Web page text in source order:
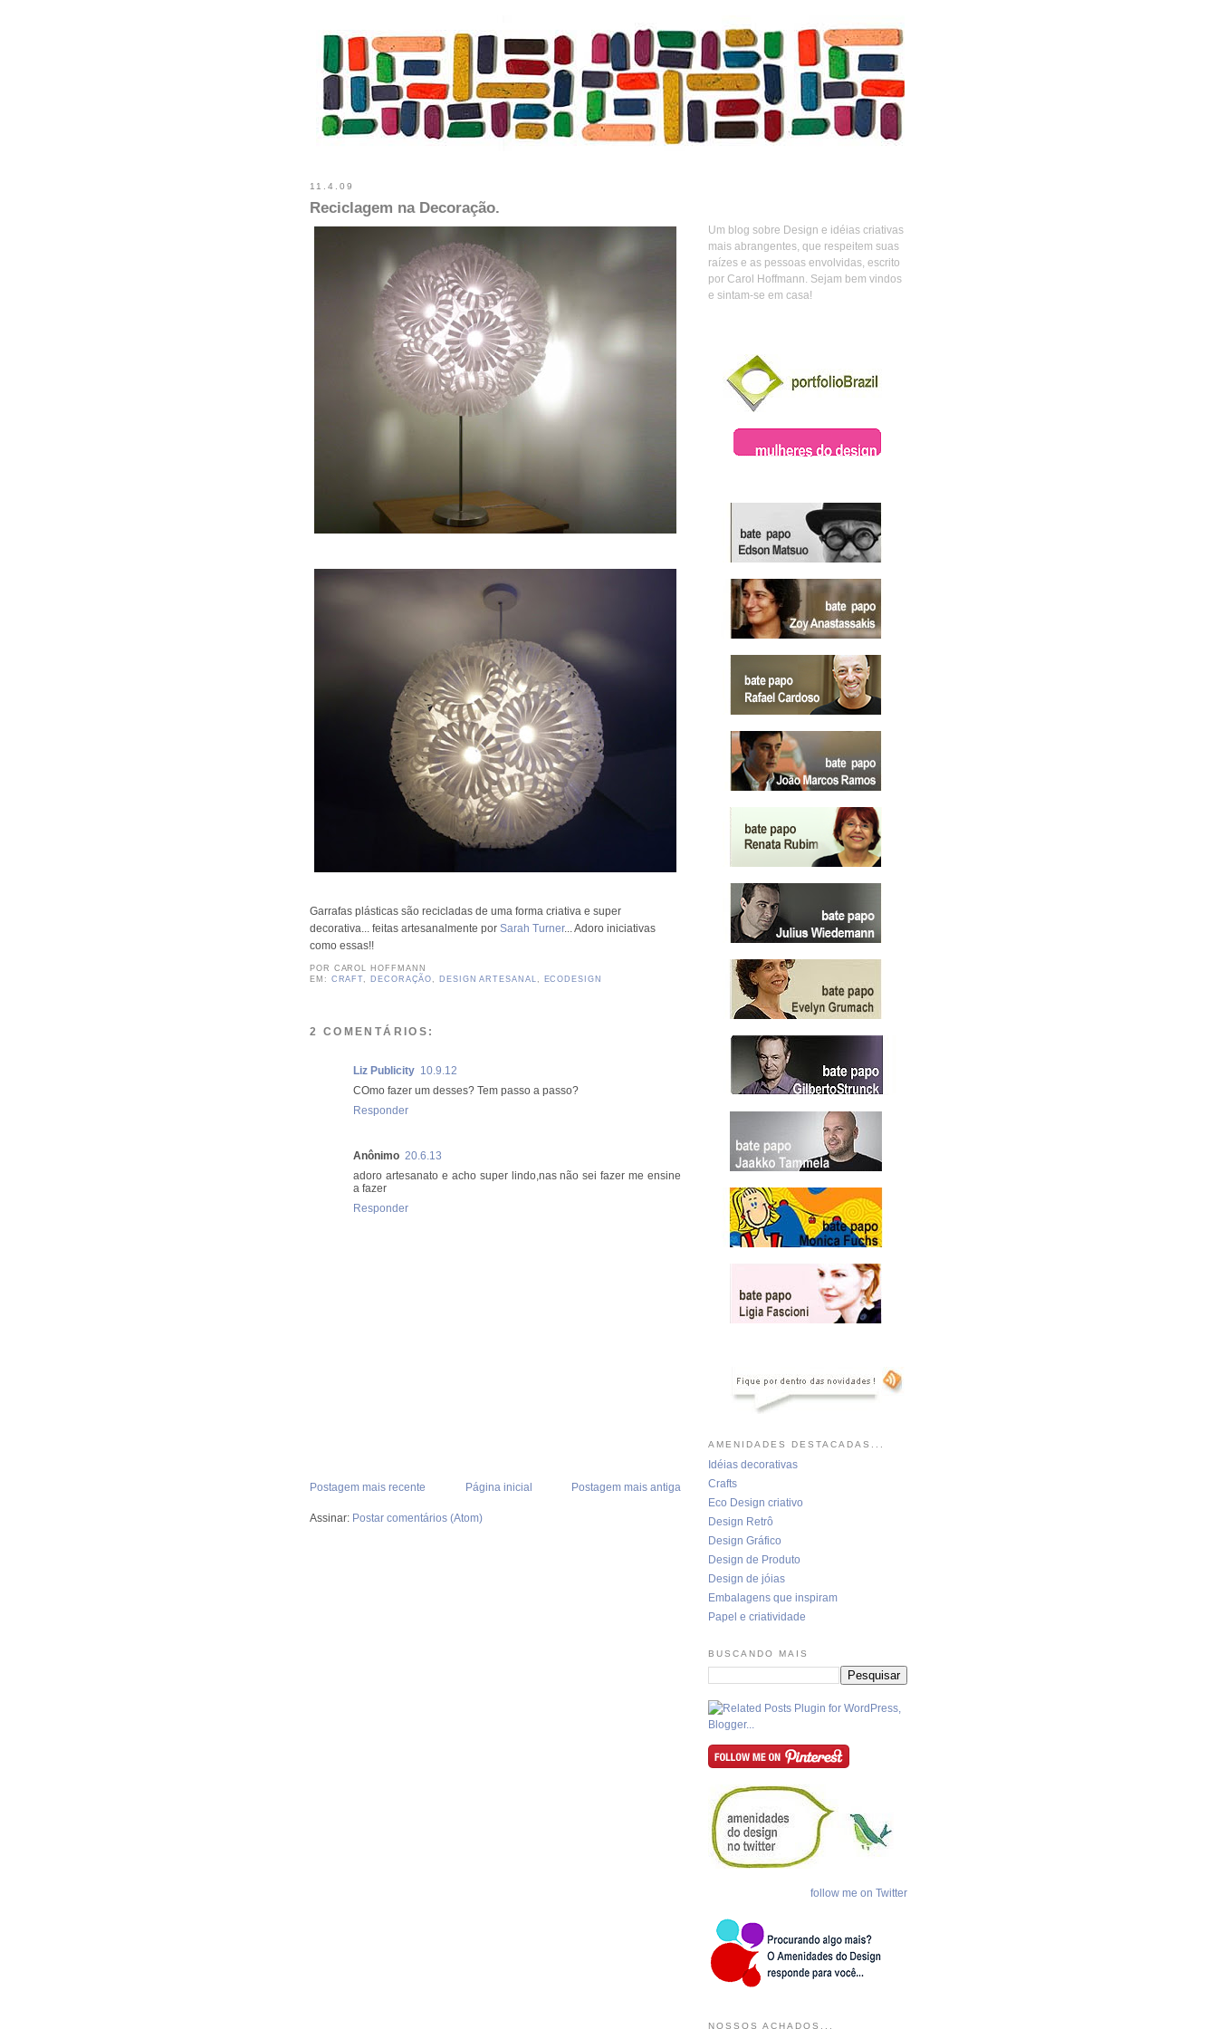
11.4.09
Reciclagem na Decoração.
Garrafas plásticas são recicladas de uma forma criativa e super
decorativa... feitas artesanalmente por Sarah Turner... Adoro iniciativas
como essas!!
POR CAROL HOFFMANN
EM: CRAFT DECORAÇÃO DESIGN ARTESANAL ECODESIGN
2 COMENTÁRIOS:
Liz Publicity 10.9.12
COmo fazer um desses? Tem passo a passo?
Responder
Anônimo 20.6.13
adoro artesanato e acho super lindo,nas não sei fazer me ensine
a fazer
Responder
Postagem mais recente Postagem mais antiga
Página inicial
Assinar: Postar comentários (Atom)
Um blog sobre Design e idéias criativas
mais abrangentes, que respeitem suas
raízes e as pessoas envolvidas, escrito
por Carol Hoffmann. Sejam bem vindos
e sintam-se em casa!
AMENIDADES DESTACADAS...
Idéias decorativas
Crafts
Eco Design criativo
Design Retrô
Design Gráfico
Design de Produto
Design de jóias
Embalagens que inspiram
Papel e criatividade
BUSCANDO MAIS
follow me on Twitter
NOSSOS ACHADOS...